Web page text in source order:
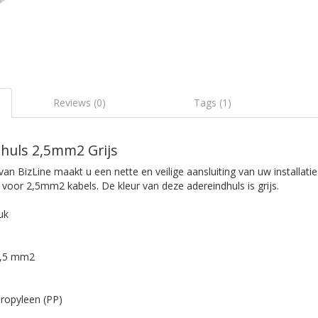
Reviews (0) Tags (1)
2,5mm2 Grijs
BizLine maakt u een nette en veilige aansluiting van uw
2,5mm2 kabels. De kleur van deze adereindhuls is grijs.
mm2
(PP)